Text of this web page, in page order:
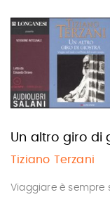
Un altro giro di
Tiziano Terzani
Viaggiare è sempre